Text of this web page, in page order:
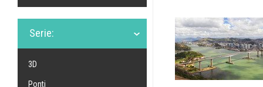
Serie:
3D
Ponti